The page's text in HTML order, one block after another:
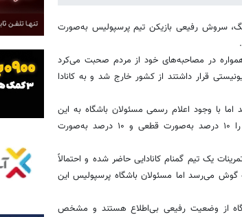
سروش رفیعی بازیکن تیم پرسپولیس به‌صورت
همواره در مصاحبه‌های خود از مردم صحبت می‌کرد
قرار داشتند از کشور خارج شد و به کانادا
با وجود اعلام رسمی مسئولان باشگاه به این
بازیکن، رفیعی حاضر به بازگشت به ایران نشد تا پرسپولیس او را ۱۰ درصد به‌صورت قطعی و ۱۰ درصد به‌صورت
یک تیم گمنام کانادایی حاضر شده و احتمالاً
گوش می‌رسد اما مسئولان باشگاه پرسپولیس این
از وضعیت رفیعی بی‌اطلاع هستند و مشخص